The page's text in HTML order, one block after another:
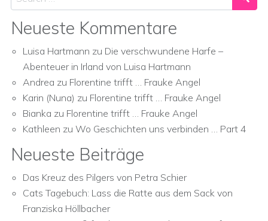
Neueste Kommentare
Luisa Hartmann zu Die verschwundene Harfe –
Abenteuer in Irland von Luisa Hartmann
Andrea zu Florentine trifft … Frauke Angel
Karin (Nuna) zu Florentine trifft … Frauke Angel
Bianka zu Florentine trifft … Frauke Angel
Kathleen zu Wo Geschichten uns verbinden … Part 4
Neueste Beiträge
Das Kreuz des Pilgers von Petra Schier
Cats Tagebuch: Lass die Ratte aus dem Sack von
Franziska Höllbacher